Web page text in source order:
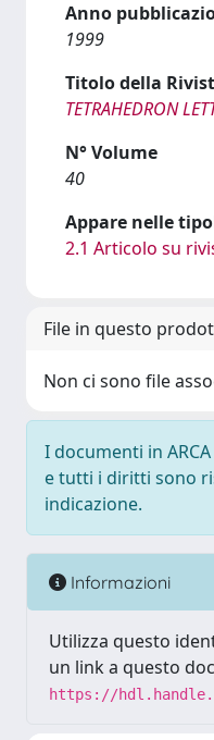
Anno
1999
Titolo della
TETRAHEDRON
N° Volume
40
Appare nelle
2.1 Articolo su
File in questo
Non ci sono file
I documenti in
e tutti i diritti sono
indicazione.
Informazioni
Utilizza questo
un link a questo
https://